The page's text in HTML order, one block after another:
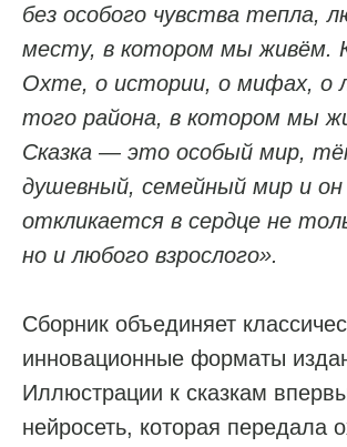
без особого чувства тепла,
месту, в котором мы живём.
Охте, о истории, о мифах, о
того района, в котором мы
Сказка — это особый мир,
душевный, семейный мир и он
откликается в сердце не
но и любого взрослого».
Сборник объединяет
инновационные форматы
Иллюстрации к сказкам
нейросеть, которая передала